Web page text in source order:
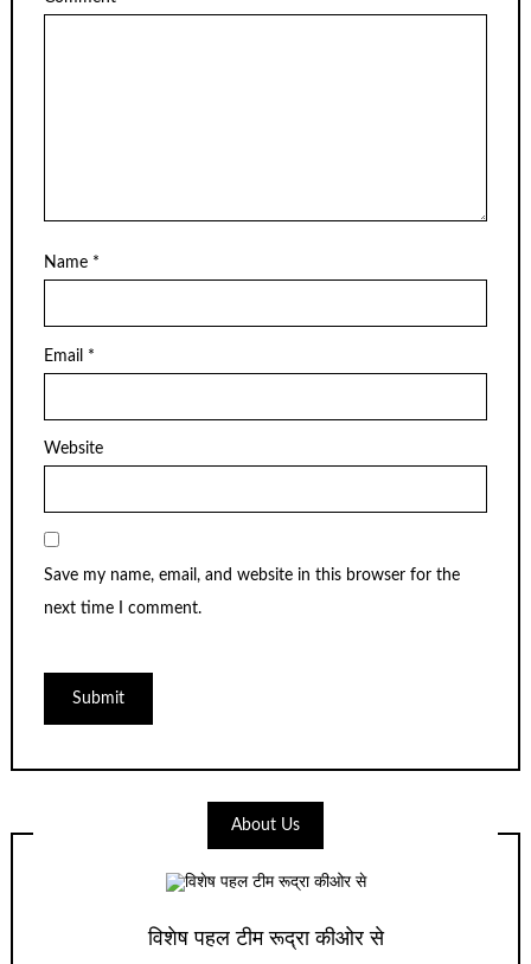
Name *
Email *
Website
Save my name, email, and website in this browser for the
next time I comment.
About Us
विशेष पहल टीम रूद्रा कीओर से